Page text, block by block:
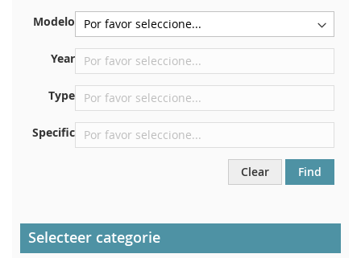
En la placa inferior del asiento delantero derecho
Centrar contra el mamparo debajo del capó.
Justo en el compartimento del motor.
En el pilar de la puerta trasera derecha
Modelo
Year
Type
Specific
Clear Find
Selecteer categorie